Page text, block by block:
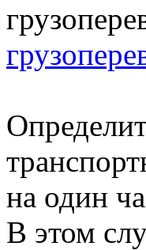
на один
В этом